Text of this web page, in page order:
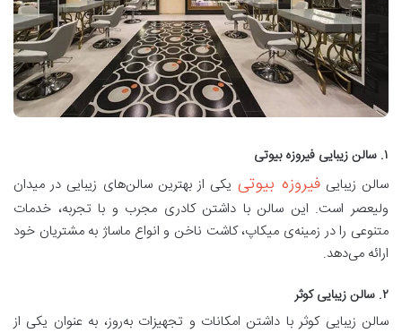
۱. سالن زیبایی فیروزه بیوتی
سالن زیباییفیروزه بیوتی یکی از بهترین سالن‌های زیبایی در میدان
ولیعصر است. این سالن با داشتن کادری مجرب و با تجربه، خدمات
متنوعی را در زمینه‌ی میکاپ، کاشت ناخن و انواع ماساژ به مشتریان خود
ارائه می‌دهد.
۲. سالن زیبایی کوثر
سالن زیبایی کوثر با داشتن امکانات و تجهیزات به‌روز، به عنوان یکی از